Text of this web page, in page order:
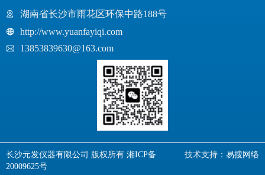
湖南省长沙市雨花区环保中路188号
http://www.yuanfayiqi.com
13853839630@163.com
技术支持： 易搜网络
长沙元发仪器有限公司 版权所有 湘ICP备
20009625号